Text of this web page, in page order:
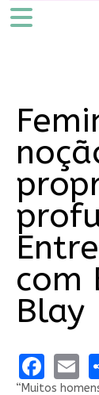
com
Blay
“Muitos